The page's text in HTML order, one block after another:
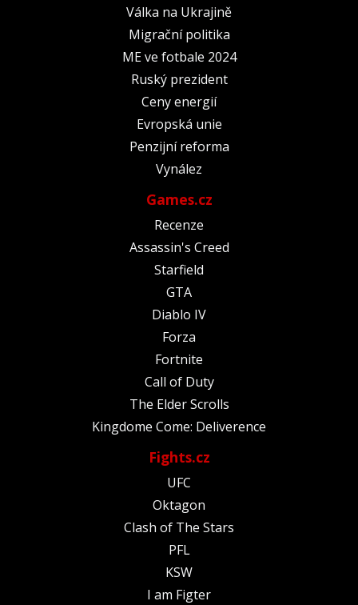
Válka na Ukrajině
Migrační politika
ME ve fotbale 2024
Ruský prezident
Ceny energií
Evropská unie
Penzijní reforma
Vynález
Games.cz
Recenze
Assassin's Creed
Starfield
GTA
Diablo IV
Forza
Fortnite
Call of Duty
The Elder Scrolls
Kingdome Come: Deliverence
Fights.cz
UFC
Oktagon
Clash of The Stars
PFL
KSW
I am Figter